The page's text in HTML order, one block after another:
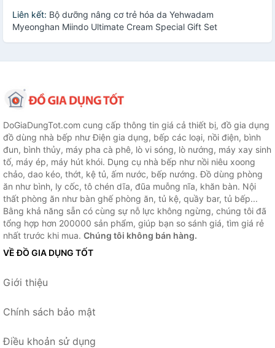
Liên kết: Bộ dưỡng nâng cơ trẻ hóa da Yehwadam
Myeonghan Miindo Ultimate Cream Special Gift Set
DoGiaDungTot.com cung cấp thông tin giá cả thiết bị, đồ gia dụng
đồ dùng nhà bếp như Điện gia dụng, bếp các loại, nồi điện, bình
đun, bình thủy, máy pha cà phê, lò vi sóng, lò nướng, máy xay sinh
tố, máy ép, máy hút khói. Dụng cụ nhà bếp như nồi niêu xoong
chảo, dao kéo, thớt, kệ tủ, ấm nước, bếp nướng. Đồ dùng phòng
ăn như bình, ly cốc, tô chén dĩa, đũa muỗng nĩa, khăn bàn. Nội
thất phòng ăn như bàn ghế phòng ăn, tủ kệ, quầy bar, tủ bếp...
Bằng khả năng sẵn có cùng sự nỗ lực không ngừng, chúng tôi đã
tổng hợp hơn 200000 sản phẩm, giúp bạn so sánh giá, tìm giá rẻ
nhất trước khi mua. Chúng tôi không bán hàng.
VỀ ĐỒ GIA DỤNG TỐT
Giới thiệu
Chính sách bảo mật
Điều khoản sử dụng